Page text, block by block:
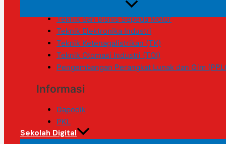
Sekolah Digital
Teknik Kendaraan Ringan Otomotif (TKRO)
Teknik dan Bisnis Sepeda Motor
Teknik Elektronika Industri
Teknik Ketenagalistrikan (TK)
Teknik Otomasi Industri (TOI)
Pengembangan Perangkat Lunak dan Gim
Informasi
Dapodik
PKL